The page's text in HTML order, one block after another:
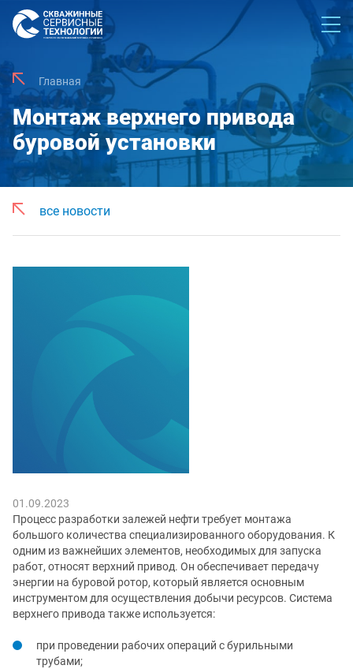
Главная
Монтаж верхнего привода
буровой установки
все новости
01.09.2023
Процесс разработки залежей нефти требует монтажа
большого количества специализированного оборудования. К
одним из важнейших элементов, необходимых для запуска
работ, относят верхний привод. Он обеспечивает передачу
энергии на буровой ротор, который является основным
инструментом для осуществления добычи ресурсов. Система
верхнего привода также используется:
при проведении рабочих операций с бурильными
трубами;